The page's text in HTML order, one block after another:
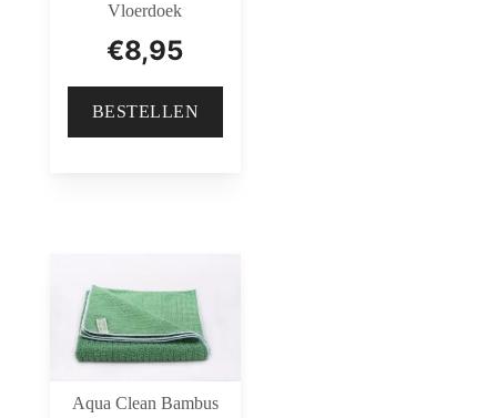
Vloerdoek
€8,95
BESTELLEN
Aqua Clean Bambus